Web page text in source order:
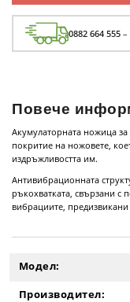
0882 664 555 –
Повече
Акумулаторната ножица
покритие на ножовете,
издръжливостта им.
Антивибрационната
ръкохватката, свързани
вибрациите,
Модел:
Производител: